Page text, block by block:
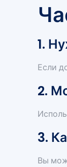
1.
Если
2.
3.
Вы